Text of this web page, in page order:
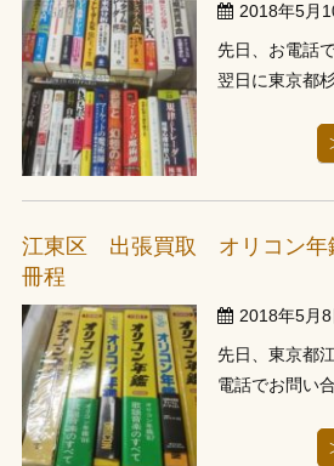
2018年5月
先日、お電話
翌日に東京都
資本などです
資本やビジネ
るとのこと、
ころに本を積
江東区 出張買取 オリコン年
冊程
2018年5月8
先日、東京都
電話でお問い
ちらでオリコ